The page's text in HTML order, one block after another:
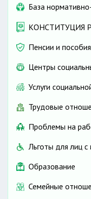
База
КОНСТИТУЦИЯ
Пенсии и пособия
Центры
Услуги
Трудовые
Проблемы на
Льготы для лиц
Образование
Семейные